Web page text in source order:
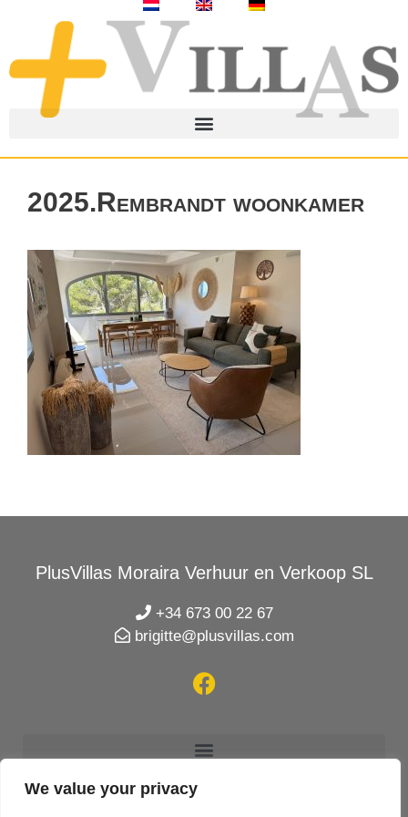
We value your privacy
2025.Rembrandt woonkamer
PlusVillas Moraira Verhuur en Verkoop SL
+34 673 00 22 67
brigitte@plusvillas.com